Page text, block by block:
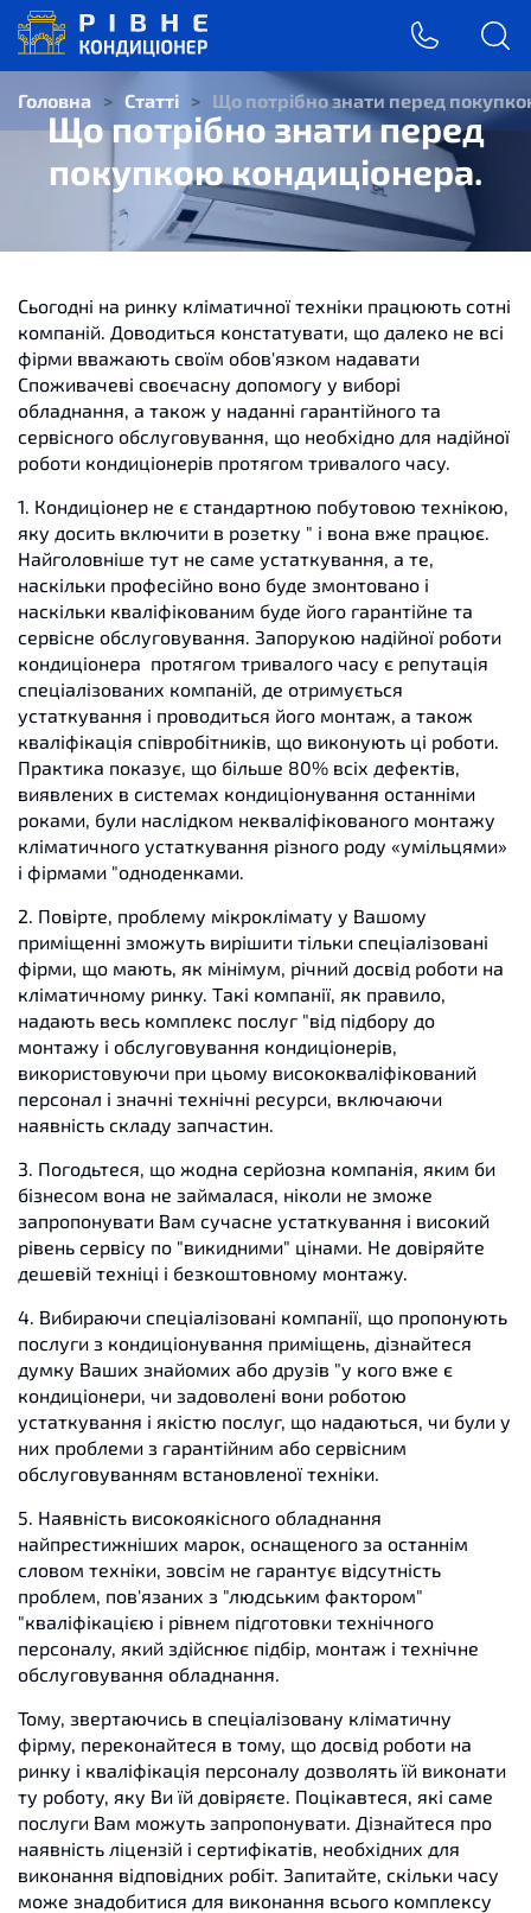
Головна > Статті > Що потрібно знати перед
Що потрібно знати перед
покупкою кондиціонера.
Сьогодні на ринку кліматичної техніки працюють сотні
компаній. Доводиться констатувати, що далеко не всі
фірми вважають своїм обов'язком надавати
Споживачеві своєчасну допомогу у виборі
обладнання, а також у наданні гарантійного та
сервісного обслуговування, що необхідно для надійної
роботи кондиціонерів протягом тривалого часу.
1. Кондиціонер не є стандартною побутовою технікою,
яку досить включити в розетку " і вона вже працює.
Найголовніше тут не саме устаткування, а те,
наскільки професійно воно буде змонтовано і
наскільки кваліфікованим буде його гарантійне та
сервісне обслуговування. Запорукою надійної роботи
кондиціонера протягом тривалого часу є репутація
спеціалізованих компаній, де отримується
устаткування і проводиться його монтаж, а також
кваліфікація співробітників, що виконують ці роботи.
Практика показує, що більше 80% всіх дефектів,
виявлених в системах кондиціонування останніми
роками, були наслідком некваліфікованого монтажу
кліматичного устаткування різного роду «умільцями»
і фірмами "одноденками.
2. Повірте, проблему мікроклімату у Вашому
приміщенні зможуть вирішити тільки спеціалізовані
фірми, що мають, як мінімум, річний досвід роботи на
кліматичному ринку. Такі компанії, як правило,
надають весь комплекс послуг "від підбору до
монтажу і обслуговування кондиціонерів,
використовуючи при цьому висококваліфікований
персонал і значні технічні ресурси, включаючи
наявність складу запчастин.
3. Погодьтеся, що жодна серйозна компанія, яким би
бізнесом вона не займалася, ніколи не зможе
запропонувати Вам сучасне устаткування і високий
рівень сервісу по "викидними" цінами. Не довіряйте
дешевій техніці і безкоштовному монтажу.
4. Вибираючи спеціалізовані компанії, що пропонують
послуги з кондиціонування приміщень, дізнайтеся
думку Ваших знайомих або друзів "у кого вже є
кондиціонери, чи задоволені вони роботою
устаткування і якістю послуг, що надаються, чи були у
них проблеми з гарантійним або сервісним
обслуговуванням встановленої техніки.
5. Наявність високоякісного обладнання
найпрестижніших марок, оснащеного за останнім
словом техніки, зовсім не гарантує відсутність
проблем, пов'язаних з "людським фактором"
"кваліфікацією і рівнем підготовки технічного
персоналу, який здійснює підбір, монтаж і технічне
обслуговування обладнання.
Тому, звертаючись в спеціалізовану кліматичну
фірму, переконайтеся в тому, що досвід роботи на
ринку і кваліфікація персоналу дозволять їй виконати
ту роботу, яку Ви їй довіряєте. Поцікавтеся, які саме
послуги Вам можуть запропонувати. Дізнайтеся про
наявність ліцензій і сертифікатів, необхідних для
виконання відповідних робіт. Запитайте, скільки часу
може знадобитися для виконання всього комплексу